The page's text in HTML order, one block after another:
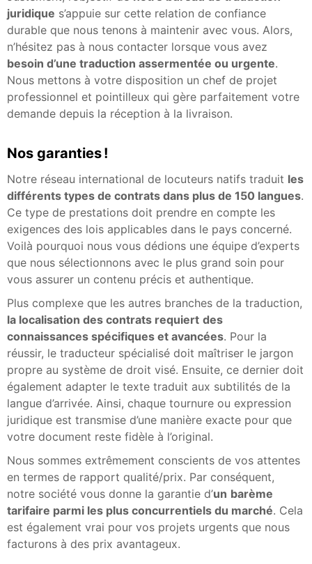
juridique s’appuie sur cette relation de confiance
durable que nous tenons à maintenir avec vous. Alors,
n’hésitez pas à nous contacter lorsque vous avez
besoin d’une traduction assermentée ou urgente.
Nous mettons à votre disposition un chef de projet
professionnel et pointilleux qui gère parfaitement votre
demande depuis la réception à la livraison.
Nos garanties !
Notre réseau international de locuteurs natifs traduit les
différents types de contrats dans plus de 150 langues.
Ce type de prestations doit prendre en compte les
exigences des lois applicables dans le pays concerné.
Voilà pourquoi nous vous dédions une équipe d’experts
que nous sélectionnons avec le plus grand soin pour
vous assurer un contenu précis et authentique.
Plus complexe que les autres branches de la traduction,
la localisation des contrats requiert des
connaissances spécifiques et avancées. Pour la
réussir, le traducteur spécialisé doit maîtriser le jargon
propre au système de droit visé. Ensuite, ce dernier doit
également adapter le texte traduit aux subtilités de la
langue d’arrivée. Ainsi, chaque tournure ou expression
juridique est transmise d’une manière exacte pour que
votre document reste fidèle à l’original.
Nous sommes extrêmement conscients de vos attentes
en termes de rapport qualité/prix. Par conséquent,
notre société vous donne la garantie d’un barème
tarifaire parmi les plus concurrentiels du marché. Cela
est également vrai pour vos projets urgents que nous
facturons à des prix avantageux.